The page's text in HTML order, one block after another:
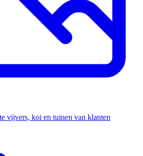
vijvers, koi en tuinen van klanten